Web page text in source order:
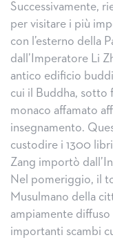
Successivamente,
per visitare i più
con l’esterno della
dall’Imperatore Li
antico edificio
cui il Buddha, sotto
monaco affamato
insegnamento.
custodire i 1300
Zang importò
Nel pomeriggio, il
Musulmano della
ampiamente diffuso
importanti scambi